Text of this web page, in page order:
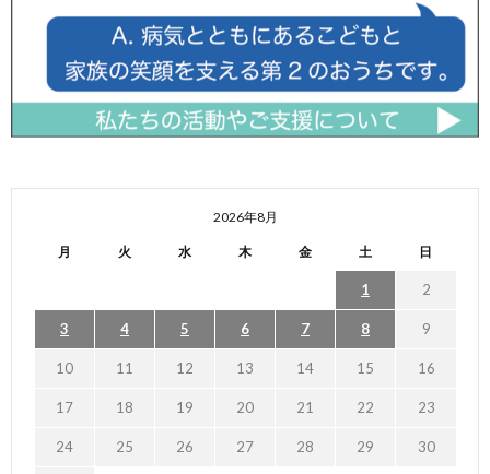
2026年8月
月 火 水 木 金 土 日
1 2
3 4 5 6 7 8 9
10 11 12 13 14 15 16
17 18 19 20 21 22 23
24 25 26 27 28 29 30